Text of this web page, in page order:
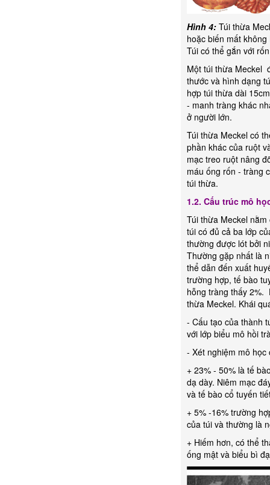
Hình 4: Túi thừa
hoặc biến mất
Túi có thể gắn với
Một túi thừa Meckel
thước và hình dạng
hợp túi thừa dài
- manh tràng khác
ở người lớn.
Túi thừa Meckel có
phần khác của ruột
mạc treo ruột nâng
máu ống rốn - tràng
túi thừa.
1.2. Cấu trúc mô
Túi thừa Meckel
túi có đủ cả ba lớp
thường được lót bởi
Thường gặp nhất là
thể dẫn đến xuất
trường hợp, tế bào
hỗng tràng thấy 2%.
thừa Meckel. Khái
- Cấu tạo của thành
với lớp biểu mô hồi
- Xét nghiệm mô
+ 23% - 50% là tế
dạ dày. Niêm mạc
và tế bào cổ tuyến
+ 5% -16% trường
của túi và thường là
+ Hiếm hơn, có thể
ống mật và biểu bì